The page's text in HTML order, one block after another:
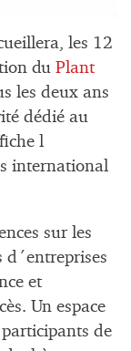
les 12
du Plant
les deux ans
dédié au
l
international
sur les
d´entreprises
et
Un espace
de